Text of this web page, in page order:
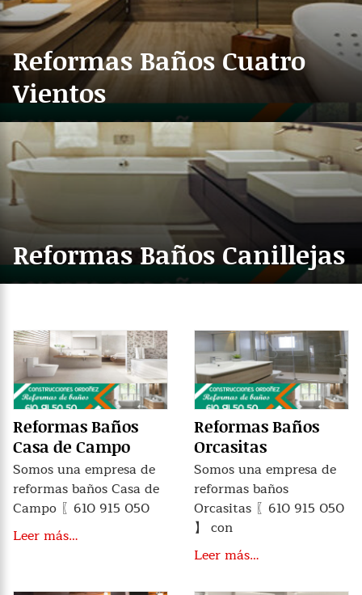
Reformas Baños Cuatro
Vientos
Reformas Baños Canillejas
Reformas Baños
Casa de Campo
Somos una empresa de
reformas baños Casa de
Campo 〖610 915 050
Leer más…
Reformas Baños
Orcasitas
Somos una empresa de
reformas baños
Orcasitas 〖610 915 050
】 con
Leer más…